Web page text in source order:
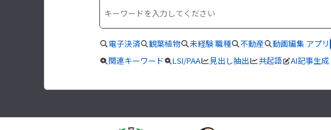
電子決済 観葉植物 未経験 職種 不動産 動画編集 アプリ
関連キーワード LSI/PAA 見出し抽出 共起語 AI記事生成